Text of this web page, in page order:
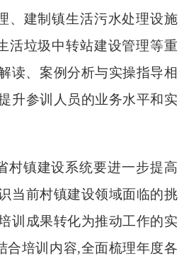
、建制镇生活污水处理设施
活垃圾中转站建设管理等重
读、案例分析与实操指导相
升参训人员的业务水平和实
村镇建设系统要进一步提高
当前村镇建设领域面临的挑
训成果转化为推动工作的实
合培训内容,全面梳理年度各